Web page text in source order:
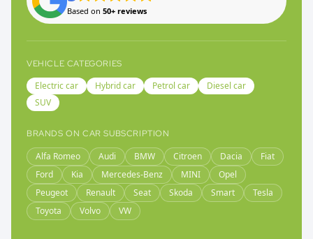
Based on 50+ reviews
VEHICLE CATEGORIES
Electric car Hybrid car Petrol car
Diesel car
SUV
BRANDS ON CAR SUBSCRIPTION
Alfa Romeo Audi BMW Citroen Dacia
Fiat
Ford
Kia Mercedes-Benz MINI
Opel
Peugeot
Renault Seat Skoda Smart
Tesla
Toyota
Volvo VW